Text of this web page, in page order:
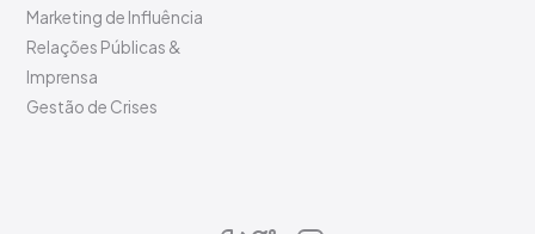
Marketing de Influência
Relações Públicas &
Imprensa
Gestão de Crises